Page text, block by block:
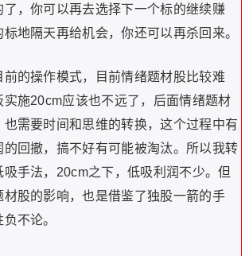
了，你可以再去选择下一个标的继续赚
地隔天再给机会，你还可以再杀回来。
的操作模式，目前情绪题材股比较难
施20cm应该也不远了，后面情绪题材
也需要时间和思维的转换，这个过程中有
的回撤，搞不好有可能被淘汰。所以我转
手法，20cm之下，低吸利润不少。但
材股的影响，也是借鉴了独股一箭的手
不论。